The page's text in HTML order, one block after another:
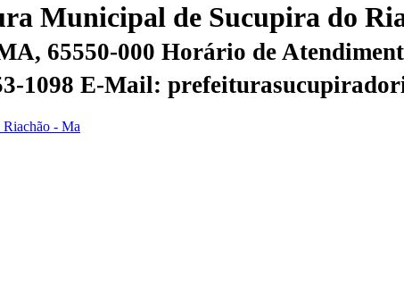
Municipal de Sucupira do
65550-000 Horário de
1098 E-Mail:
Riachão - Ma